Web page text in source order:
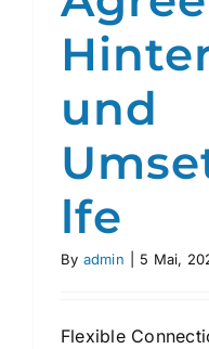
und
lfe
By admin 5 Mai,
Flexible